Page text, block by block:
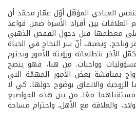
العيادي المؤهّل أوّل عمّار محمّد أن
بين أفراد الأسرة ضمن قواعد
معظمها قبل دخول القفص الذهبي
وناجح. ويضيف أنّ سر النجاح في الحياة
الآخر بتطلعاته ورؤيته للأمور ويحترم
وواجبات. من هنا، فهو ينصح
بمناقشة بعض الأمور المهمّة التي
والاتفاق بوضوح حولها، كي لا
معًا. من بين هذه المواضيع
والعلاقة مع الأهل، واحترام مساحة